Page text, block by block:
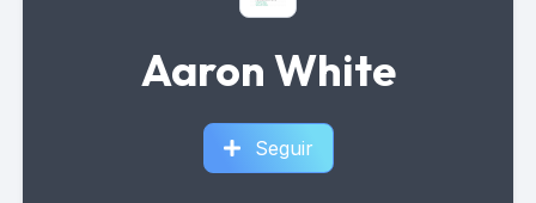
Aaron White
Seguir